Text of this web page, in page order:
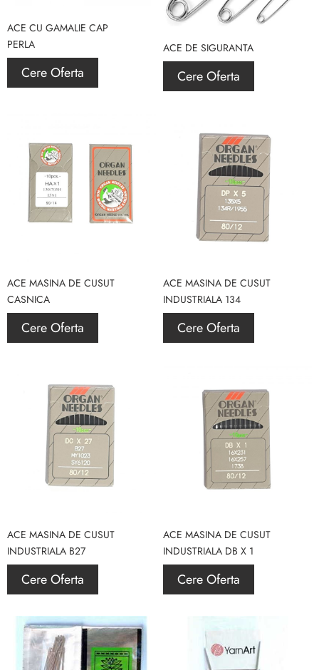
ACE CU GAMALIE CAP
PERLA
Cere Oferta
ACE DE SIGURANTA
Cere Oferta
ACE MASINA DE CUSUT
CASNICA
Cere Oferta
ACE MASINA DE CUSUT
INDUSTRIALA 134
Cere Oferta
ACE MASINA DE CUSUT
INDUSTRIALA B27
Cere Oferta
ACE MASINA DE CUSUT
INDUSTRIALA DB X 1
Cere Oferta